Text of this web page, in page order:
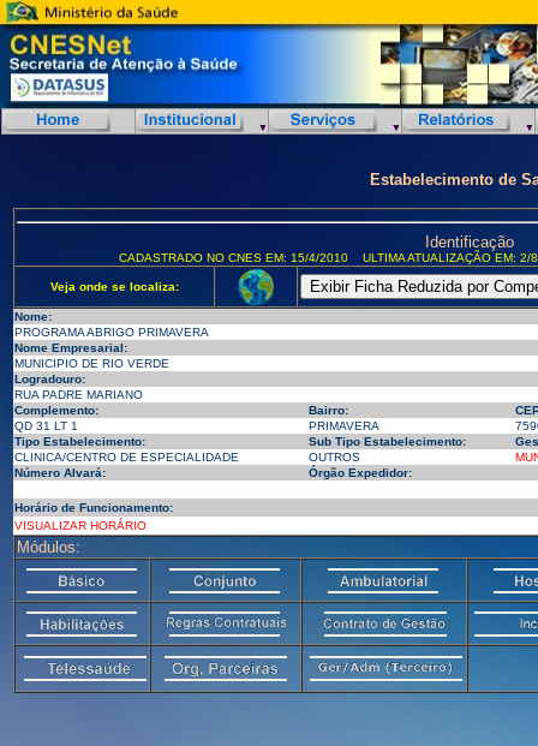
Estabelecimento de
Identificação
CADASTRADO NO CNES EM: 15/4/2010 ULTIMA ATUALIZAÇÃO EM:
Veja onde se localiza:
Nome:
PROGRAMA ABRIGO PRIMAVERA
Nome Empresarial:
MUNICIPIO DE RIO VERDE
Logradouro:
RUA PADRE MARIANO
Complemento:
Bairro:
QD 31 LT 1
PRIMAVERA
Tipo Estabelecimento:
Sub Tipo Estabelecimento:
CLINICA/CENTRO DE ESPECIALIDADE
OUTROS
Número Alvará:
Órgão Expedidor:
Horário de Funcionamento:
VISUALIZAR HORÁRIO
Módulos: